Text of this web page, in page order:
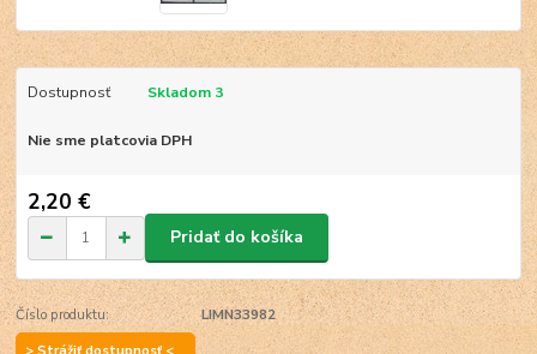
Dostupnosť Skladom 3
Nie sme platcovia DPH
2,20 €
Pridať do košíka
Číslo produktu:
LIMN33982